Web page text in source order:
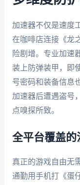
加速器不仅是速度
在咖啡店连接《龙
险剧增。专业加速
装上防弹装甲，即
号密码和装备信息
加速器后遭遇盗号
点嗅探所致。
全平台覆盖的
真正的游戏自由无
通勤用手机打《蛋